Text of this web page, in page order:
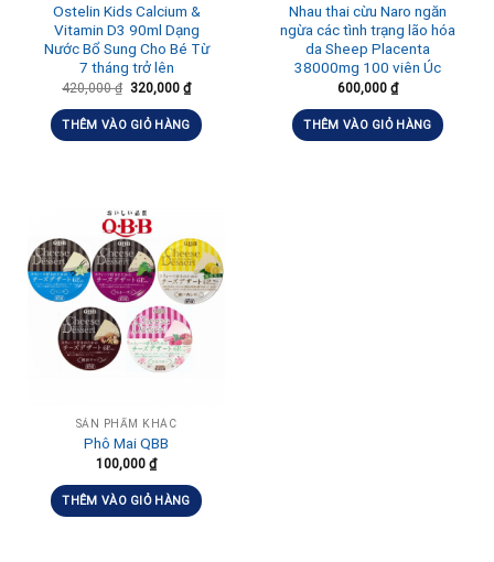
Ostelin Kids Calcium &
Vitamin D3 90ml Dạng
Nước Bổ Sung Cho Bé Từ
7 tháng trở lên
420,000₫ 320,000 ₫
THÊM VÀO GIỎ HÀNG
Nhau thai cừu Naro ngăn
ngừa các tình trạng lão hóa
da Sheep Placenta
38000mg 100 viên Úc
600,000 ₫
THÊM VÀO GIỎ HÀNG
SẢN PHẨM KHÁC
Phô Mai QBB
100,000 ₫
THÊM VÀO GIỎ HÀNG